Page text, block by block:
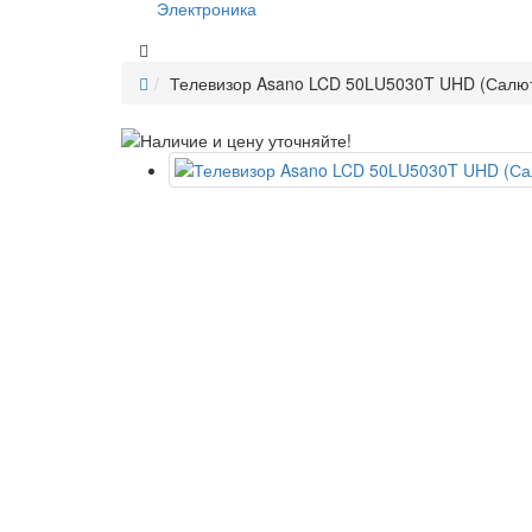
Электроника
Телевизор Asano LCD 50LU5030T UHD